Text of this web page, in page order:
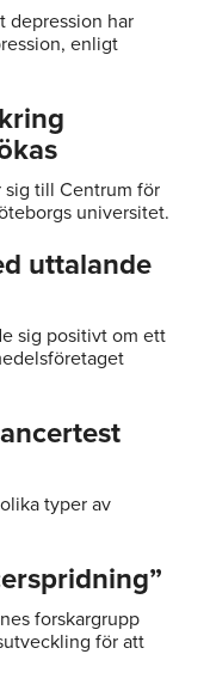
depression har
enligt
sig till Centrum för
universitet.
uttalande
sig positivt om ett
typer av
forskargrupp
för att